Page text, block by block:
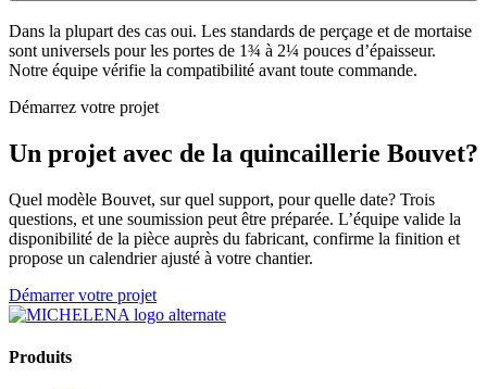
Dans la plupart des cas oui. Les standards de perçage et de mortaise
sont universels pour les portes de 1¾ à 2¼ pouces d’épaisseur.
Notre équipe vérifie la compatibilité avant toute commande.
Démarrez votre projet
Un projet avec de la quincaillerie Bouvet?
Quel modèle Bouvet, sur quel support, pour quelle date? Trois
questions, et une soumission peut être préparée. L’équipe valide la
disponibilité de la pièce auprès du fabricant, confirme la finition et
propose un calendrier ajusté à votre chantier.
Démarrer votre projet
Produits